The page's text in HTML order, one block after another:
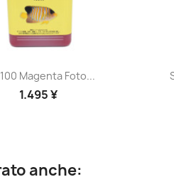
 Anteprima
Magenta Foto...
1.495 ¥
anche: